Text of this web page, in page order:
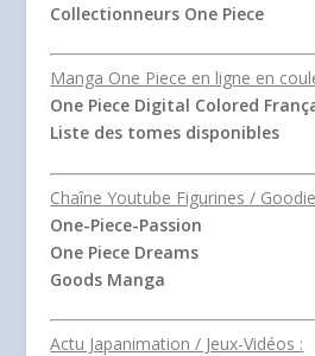
Collectionneurs One Piece
Manga One Piece en ligne en
One Piece Digital Colored
Liste des tomes disponibles
Chaîne Youtube Figurines /
One-Piece-Passion
One Piece Dreams
Goods Manga
Actu Japanimation / Jeux-Vidéos :